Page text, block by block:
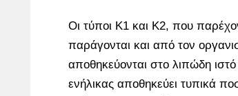
Οι τύποι Κ1 και Κ2, που
παράγονται και από τον
αποθηκεύονται στο λιπώδη
ενήλικας αποθηκεύει τυπικά